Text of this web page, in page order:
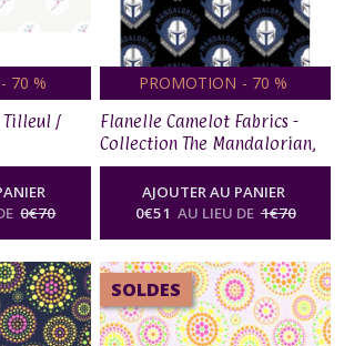
- 70 %
Tilleul /
0€70
PROMOTION - 70 %
Flanelle Camelot Fabrics -
Collection The Mandalorian,
LEGENDARY WARRIOR - Black
AJOUTER AU PANIER
0€51 AU LIEU DE 1€70
SOLDES